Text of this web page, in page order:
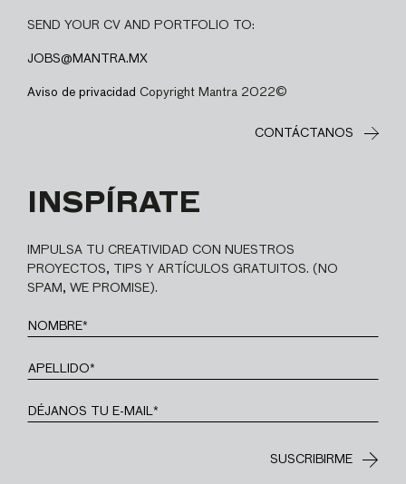
SEND YOUR CV AND PORTFOLIO TO:
JOBS@MANTRA.MX
Aviso de privacidad Copyright Mantra 2022©
CONTÁCTANOS
INSPÍRATE
IMPULSA TU CREATIVIDAD CON NUESTROS
PROYECTOS, TIPS Y ARTÍCULOS GRATUITOS. (NO
SPAM, WE PROMISE).